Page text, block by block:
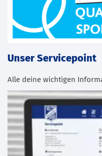
Unser Servicepoint
Alle deine wichtigen